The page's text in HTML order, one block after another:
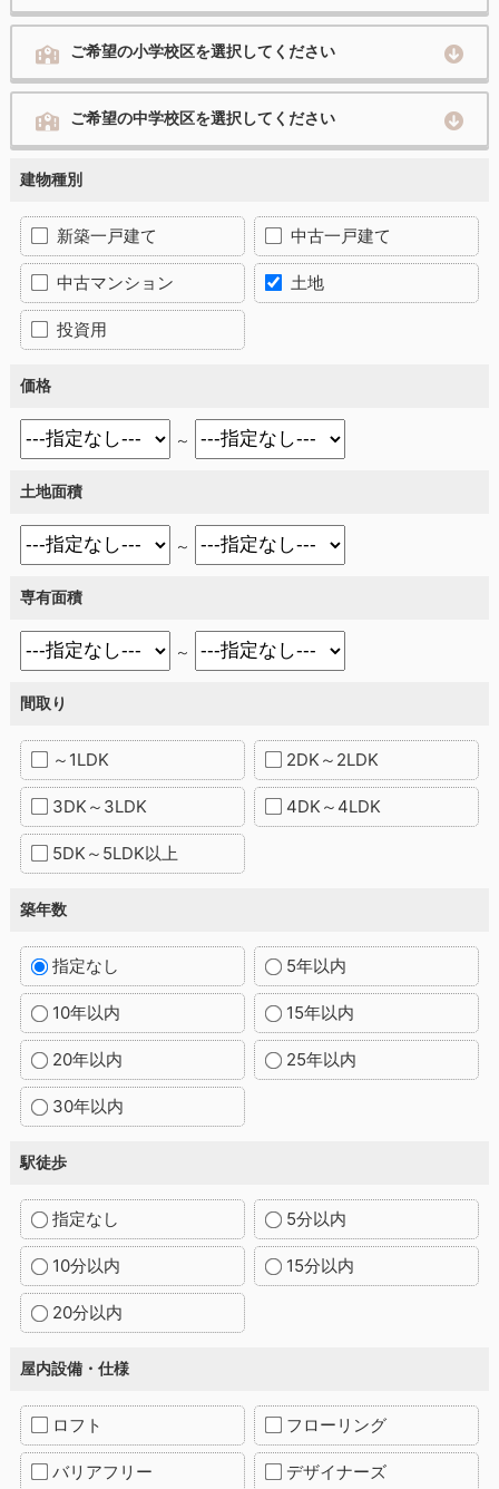
ご希望の小学校区を選択してください
ご希望の中学校区を選択してください
建物種別
新築一戸建て 中古一戸建て
中古マンション 土地
投資用
価格
～
土地面積
～
専有面積
～
間取り
～1LDK 2DK～2LDK
3DK～3LDK 4DK～4LDK
5DK～5LDK以上
築年数
指定なし 5年以内
10年以内 15年以内
20年以内 25年以内
30年以内
駅徒歩
指定なし 5分以内
10分以内 15分以内
20分以内
屋内設備・仕様
ロフト フローリング
バリアフリー デザイナーズ